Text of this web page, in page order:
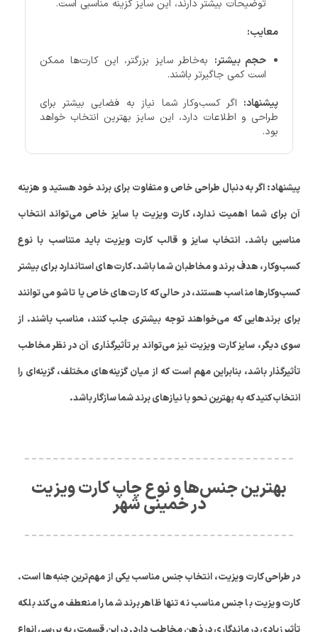
توضیحات بیشتر دارند، این سایز گزینه مناسبی است.
معایب:
حجم بیشتر: به‌خاطر سایز بزرگتر، این کارت‌ها ممکن
است کمی جاگیرتر باشند.
پیشنهاد: اگر کسب‌وکار شما نیاز به فضایی بیشتر برای
طراحی و اطلاعات دارد، این سایز بهترین انتخاب خواهد
بود.
پیشنهاد: اگر به دنبال طراحی خاص و متفاوت برای برند خود هستید و هزینه
آن برای شما اهمیت ندارد، کارت ویزیت با سایز خاص می‌تواند انتخاب
مناسبی باشد. انتخاب سایز و قالب کارت ویزیت باید متناسب با نوع
کسب‌وکار، هدف برند و مخاطبان شما باشد. کارت‌های استاندارد برای بیشتر
کسب‌وکارها مناسب هستند، در حالی که کارت‌های خاص یا تاشو می‌توانند
برای برندهایی که می‌خواهند توجه بیشتری جلب کنند، مناسب باشند. از
سوی دیگر، سایز کارت ویزیت نیز می‌تواند بر تأثیرگذاری آن در نظر مخاطب
تأثیرگذار باشد، بنابراین مهم است که از میان گزینه‌های مختلف، گزینه‌ای را
انتخاب کنید که به بهترین نحو با نیازهای برند شما سازگار باشد.
بهترین جنس‌ها و نوع چاپ کارت ویزیت
در خمینی شهر
در طراحی کارت ویزیت، انتخاب جنس مناسب یکی از مهم‌ترین جنبه‌ها است.
کارت ویزیت با جنس مناسب نه تنها ظاهر برند شما را منعطف می‌کند بلکه